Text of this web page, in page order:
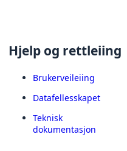
Hjelp og rettleiing
Brukerveileiing
Datafellesskapet
Teknisk
dokumentasjon